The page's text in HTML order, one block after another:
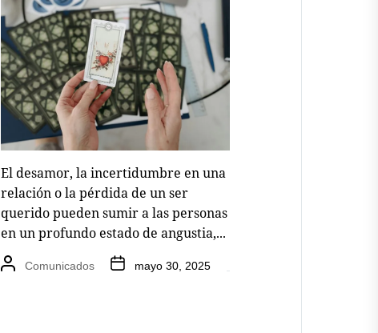
El desamor, la incertidumbre en una
relación o la pérdida de un ser
querido pueden sumir a las personas
en un profundo estado de angustia,...
Comunicados mayo 30, 2025